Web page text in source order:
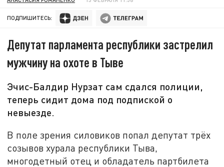
ПОДПИШИТЕСЬ:
Депутат парламента республики застрелил
мужчину на охоте в Тыве
Эчис-Балдир Нурзат сам сдался полиции,
теперь сидит дома под подпиской о
невыезде.
В поле зрения силовиков попал депутат трёх
созывов хурала республики Тыва,
многодетный отец и обладатель партбилета